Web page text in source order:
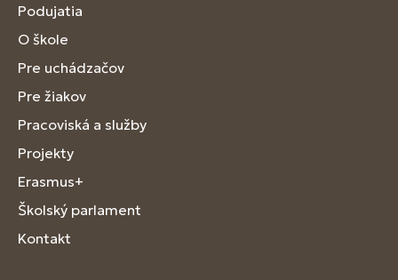
Podujatia
O škole
Pre uchádzačov
Pre žiakov
Pracoviská a služby
Projekty
Erasmus+
Školský parlament
Kontakt